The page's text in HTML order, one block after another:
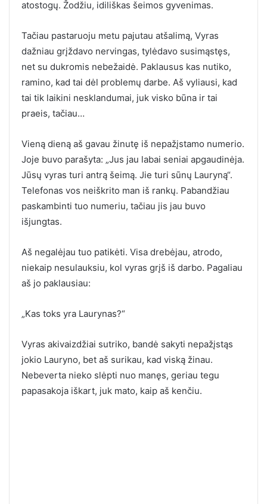
atostogų. Žodžiu, idiliškas šeimos gyvenimas.
Tačiau pastaruoju metu pajutau atšalimą, Vyras
dažniau grįždavo nervingas, tylėdavo susimąstęs,
net su dukromis nebežaidė. Paklausus kas nutiko,
ramino, kad tai dėl problemų darbe. Aš vyliausi, kad
tai tik laikini nesklandumai, juk visko būna ir tai
praeis, tačiau…
Vieną dieną aš gavau žinutę iš nepažįstamo numerio.
Joje buvo parašyta: „Jus jau labai seniai apgaudinėja.
Jūsų vyras turi antrą šeimą. Jie turi sūnų Lauryną“.
Telefonas vos neiškrito man iš rankų. Pabandžiau
paskambinti tuo numeriu, tačiau jis jau buvo
išjungtas.
Aš negalėjau tuo patikėti. Visa drebėjau, atrodo,
niekaip nesulauksiu, kol vyras grįš iš darbo. Pagaliau
aš jo paklausiau:
„Kas toks yra Laurynas?“
Vyras akivaizdžiai sutriko, bandė sakyti nepažįstąs
jokio Lauryno, bet aš surikau, kad viską žinau.
Nebeverta nieko slėpti nuo manęs, geriau tegu
papasakoja iškart, juk mato, kaip aš kenčiu.